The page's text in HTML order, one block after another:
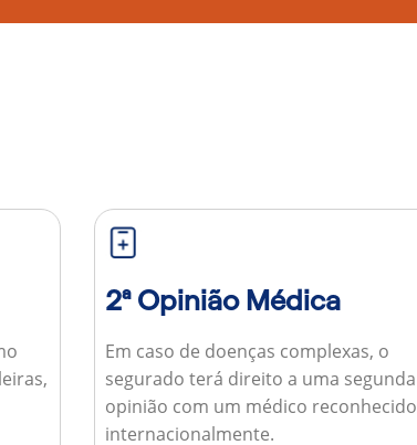
2ª Opinião Médica
Em caso de doenças complexas, o
segurado terá direito a uma segunda
opinião com um médico reconhecido
internacionalmente.